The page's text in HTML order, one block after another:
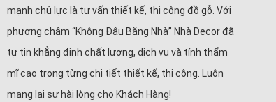
mạnh chủ lực là tư vấn thiết kế, thi công đồ gỗ. Với
phương châm “Không Đâu Bằng Nhà” Nhà Decor đã
tự tin khẳng định chất lượng, dịch vụ và tính thẩm
mĩ cao trong từng chi tiết thiết kế, thi công. Luôn
mang lại sự hài lòng cho Khách Hàng!